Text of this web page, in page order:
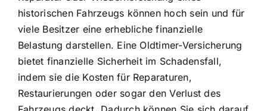
historischen Fahrzeugs können hoch sein und für
viele Besitzer eine erhebliche finanzielle
Belastung darstellen. Eine Oldtimer-Versicherung
bietet finanzielle Sicherheit im Schadensfall,
indem sie die Kosten für Reparaturen,
Restaurierungen oder sogar den Verlust des